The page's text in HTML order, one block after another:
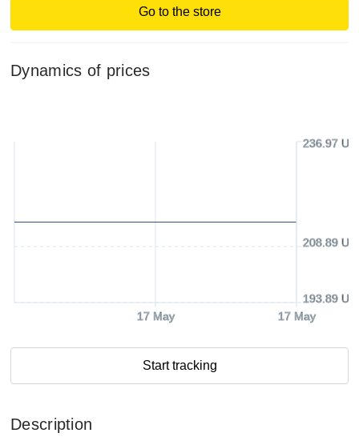
Go to the store
Dynamics of prices
17 May 17 May
193.89
208.89
236.97
Start tracking
Description